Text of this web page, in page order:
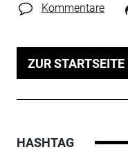
Kommentare
ZUR STARTSEITE
HASHTAG